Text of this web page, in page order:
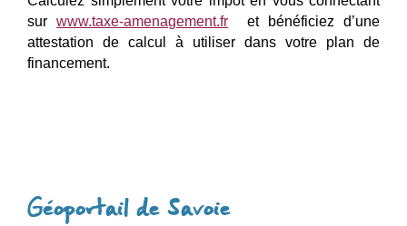
surwww.taxe-amenagement.fr et bénéficiezd’une
attestation de calcul à utiliser dans votre plan de
financement.
Géoportail de Savoie